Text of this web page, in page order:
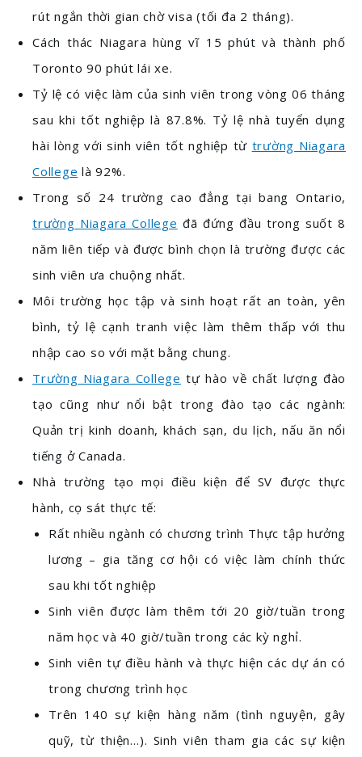
rút ngắn thời gian chờ visa (tối đa 2 tháng).
Cách thác Niagara hùng vĩ 15 phút và thành phố
Toronto 90 phút lái xe.
Tỷ lệ có việc làm của sinh viên trong vòng 06 tháng
sau khi tốt nghiệp là 87.8%. Tỷ lệ nhà tuyển dụng
hài lòng với sinh viên tốt nghiệp từ trường Niagara
College là 92%.
Trong số 24 trường cao đẳng tại bang Ontario,
trường Niagara College đã đứng đầu trong suốt 8
năm liên tiếp và được bình chọn là trường được các
sinh viên ưa chuộng nhất.
Môi trường học tập và sinh hoạt rất an toàn, yên
bình, tỷ lệ cạnh tranh việc làm thêm thấp với thu
nhập cao so với mặt bằng chung.
Trường Niagara College tự hào về chất lượng đào
tạo cũng như nổi bật trong đào tạo các ngành:
Quản trị kinh doanh, khách sạn, du lịch, nấu ăn nổi
tiếng ở Canada.
Nhà trường tạo mọi điều kiện để SV được thực
hành, cọ sát thực tế:
Rất nhiều ngành có chương trình Thực tập hưởng
lương – gia tăng cơ hội có việc làm chính thức
sau khi tốt nghiệp
Sinh viên được làm thêm tới 20 giờ/tuần trong
năm học và 40 giờ/tuần trong các kỳ nghỉ.
Sinh viên tự điều hành và thực hiện các dự án có
trong chương trình học
Trên 140 sự kiện hàng năm (tình nguyện, gây
quỹ, từ thiện…). Sinh viên tham gia các sự kiện